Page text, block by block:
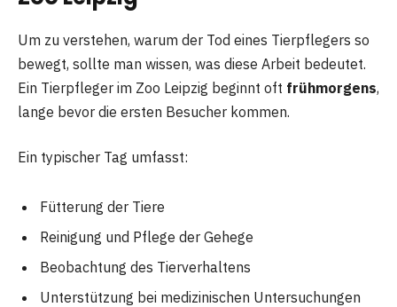
Um zu verstehen, warum der Tod eines Tierpflegers so
bewegt, sollte man wissen, was diese Arbeit bedeutet.
Ein Tierpfleger im Zoo Leipzig beginnt oft frühmorgens,
lange bevor die ersten Besucher kommen.
Ein typischer Tag umfasst:
Fütterung der Tiere
Reinigung und Pflege der Gehege
Beobachtung des Tierverhaltens
Unterstützung bei medizinischen Untersuchungen